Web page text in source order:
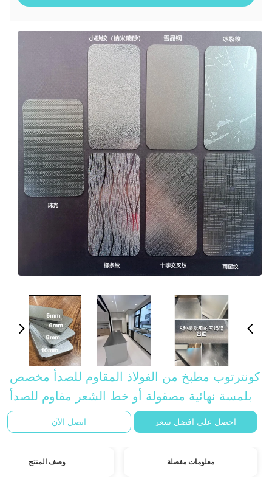
كونترتوب مطبخ من الفولاذ المقاوم للصدأ مخصص
بلمسة نهائية مصقولة أو خط الشعر مقاوم للصدأ
احصل على أفضل سعر اتصل الآن
معلومات مفصلة وصف المنتج